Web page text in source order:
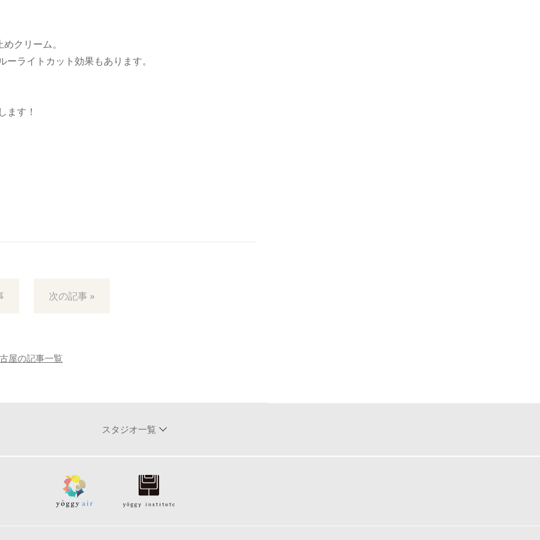
クリーム。
ライトカット効果もあります。
ます！
次の記事 »
屋の記事一覧
スタジオ一覧